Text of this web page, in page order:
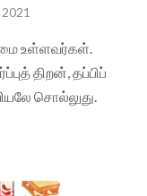
உள்ளவர்கள்.
திறன், தப்பிப்
சொல்லுது.